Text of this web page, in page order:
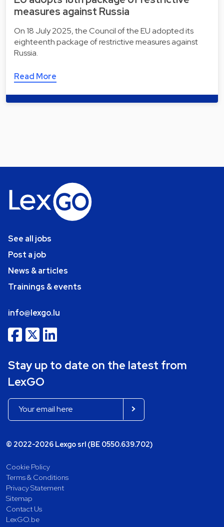
measures against Russia
On 18 July 2025, the Council of the EU adopted its
eighteenth package of restrictive measures against
Russia.
Read More
See all jobs
Post a job
News & articles
Trainings & events
info@lexgo.lu
Stay up to date on the latest from
LexGO
© 2022-2026 Lexgo srl (BE 0550.639.702)
Cookie Policy
Terms & Conditions
Privacy Statement
Sitemap
Contact Us
LexGO.be